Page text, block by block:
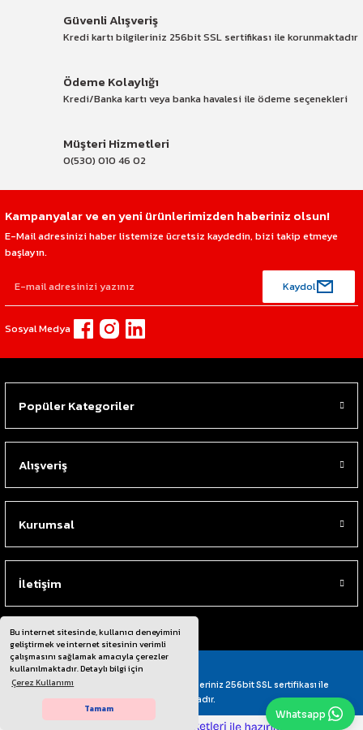
Bu internet sitesinde, kullanıcı deneyimini
geliştirmek ve internet sitesinin verimli
çalışmasını sağlamak amacıyla çerezler
kullanılmaktadır. Detaylı bilgi için
Çerez Kullanımı
Tamam
Güvenli Alışveriş
Kredi kartı bilgileriniz 256bit SSL sertifikası ile korunmaktadır
Ödeme Kolaylığı
Kredi/Banka kartı veya banka havalesi ile ödeme seçenekleri
Müşteri Hizmetleri
0(530) 010 46 02
Sosyal Medya
Kampanyalar ve en yeni ürünlerimizden haberiniz olsun!
E-Mail adresinizi haber listemize ücretsiz kaydedin, bizi takip etmeye
başlayın.
Kaydol
Popüler Kategoriler
Alışveriş
Kurumsal
İletişim
© Tüm Hakları Saklıdır. Kredi kartı bilgileriniz 256bit SSL sertifikası ile
korunmaktadır.
Whatsapp
e-